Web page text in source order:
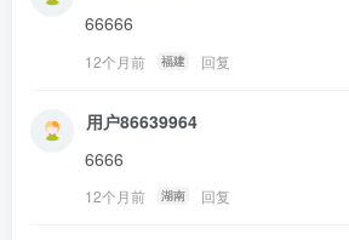
66666
12个月前 福建 回复
用户86639964
6666
12个月前 湖南 回复